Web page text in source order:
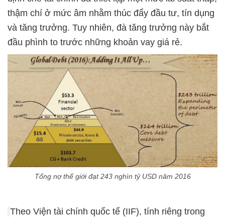
thậm chí ở mức âm nhằm thúc đẩy đầu tư, tín dụng
và tăng trưởng. Tuy nhiên, đà tăng trưởng này bắt
đầu phình to trước những khoản vay giá rẻ.
Tổng nợ thế giới đạt 243 nghìn tỷ USD năm 2016
Theo Viện tài chính quốc tế (IIF), tính riêng trong